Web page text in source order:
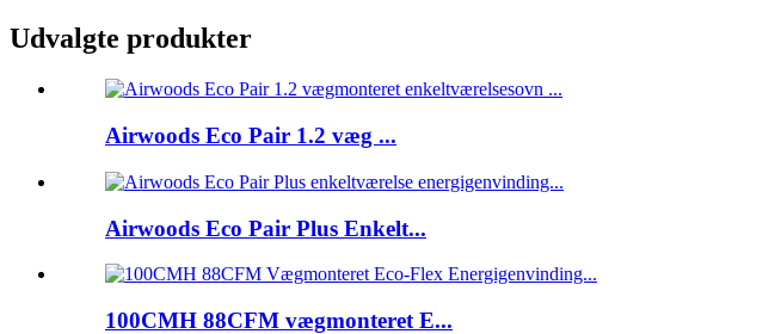
Udvalgte produkter
Airwoods Eco Pair 1.2 væg ...
Airwoods Eco Pair Plus Enkelt...
100CMH 88CFM vægmonteret E...